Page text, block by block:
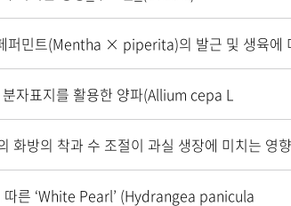
퍼민트(Mentha × piperita)의 발근 및 생육에
자표지를 활용한 양파(Allium cepa L
화방의 착과 수 조절이 과실 생장에 미치는 영
따른 ‘White Pearl’ (Hydrangea panicula